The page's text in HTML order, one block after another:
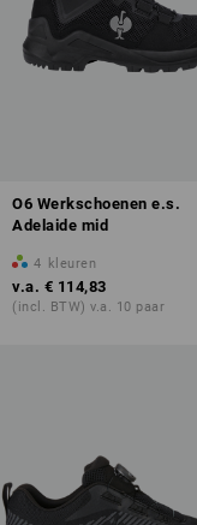
O6 Werkschoenen e.s.
Adelaide mid
4 kleuren
v.a. € 114,83
(incl. BTW) v.a. 10 paar